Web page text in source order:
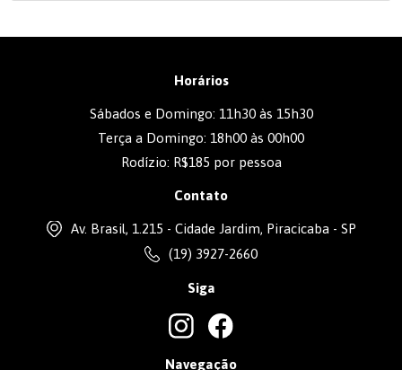
Horários
Sábados e Domingo: 11h30 às 15h30
Terça a Domingo: 18h00 às 00h00
Rodízio: R$185 por pessoa
Contato
Av. Brasil, 1.215 - Cidade Jardim, Piracicaba - SP
(19) 3927-2660
Siga
Navegação